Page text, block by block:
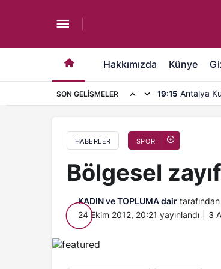
Hakkımızda Künye
SON GELIŞMELER 19:15 Antalya
HABERLER SPOR
Bölgesel
KADIN ve TOPLUMA dair tarafından
24 Ekim 2012, 20:21 yayınlandı 3
Bölgesel zayıflamaya ne dersiniz?